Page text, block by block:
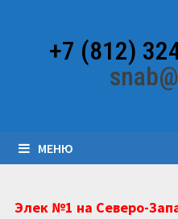
содержимому+7 (812)
МЕНЮ
Элек №1 на Северо-